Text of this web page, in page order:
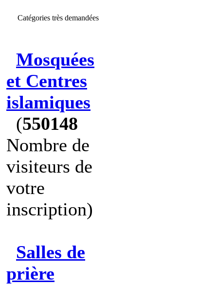
Catégories très demandées
Mosquées
et Centres
islamiques
(550148
Nombre de
visiteurs de
votre
inscription)
Salles de
prière